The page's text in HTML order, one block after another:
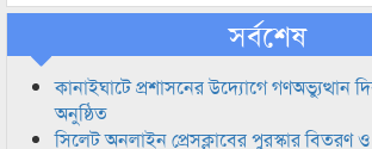
সর্বশেষ
কানাইঘাটে প্রশাসনের উদ্যোগে গণঅভ্যুত্থান
অনুষ্ঠিত
সিলেট অনলাইন প্রেসক্লাবের পুরস্কার